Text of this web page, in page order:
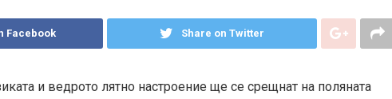
Facebook Share on Twitter
и ведрото лятно настроение ще се срещнат на поляната